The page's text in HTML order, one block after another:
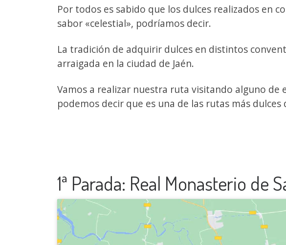
Por todos es sabido que los dulces realizados en
sabor «celestial», podríamos decir.
La tradición de adquirir dulces en distintos
arraigada en la ciudad de Jaén.
Vamos a realizar nuestra ruta visitando alguno de
podemos decir que es una de las rutas más dulces
1ª Parada: Real Monasterio de